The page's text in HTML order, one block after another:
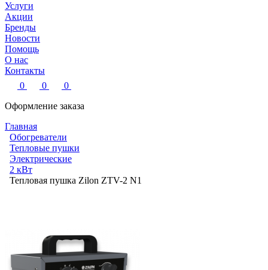
Услуги
Акции
Бренды
Новости
Помощь
О нас
Контакты
0
0
0
Оформление заказа
Главная
Обогреватели
Тепловые пушки
Электрические
2 кВт
Тепловая пушка Zilon ZTV-2 N1